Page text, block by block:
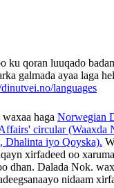
ku qoran luuqado
galmada ayaa laga
languages
haga Norwegian
circular (Waaxda
Dhalinta iyo Qoyska).
xirfadeed oo
dhan. Dalada Nok.
nidaam